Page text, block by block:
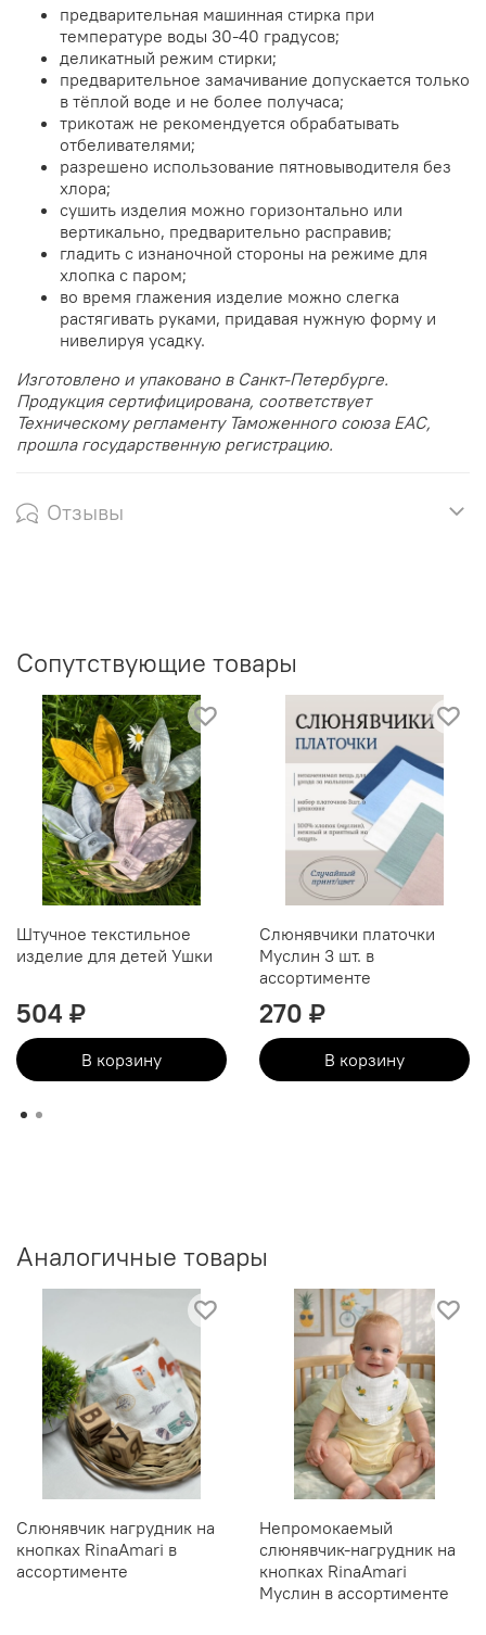
предварительная машинная стирка при
температуре воды 30-40 градусов;
деликатный режим стирки;
предварительное замачивание допускается только
в тёплой воде и не более получаса;
трикотаж не рекомендуется обрабатывать
отбеливателями;
разрешено использование пятновыводителя без
хлора;
сушить изделия можно горизонтально или
вертикально, предварительно расправив;
гладить с изнаночной стороны на режиме для
хлопка с паром;
во время глажения изделие можно слегка
растягивать руками, придавая нужную форму и
нивелируя усадку.
Изготовлено и упаковано в Санкт-Петербурге.
Продукция сертифицирована, соответствует
Техническому регламенту Таможенного союза EAC,
прошла государственную регистрацию.
Отзывы
Сопутствующие товары
Штучное текстильное
изделие для детей Ушки
504 ₽
В корзину
Слюнявчики платочки
Муслин 3 шт. в
ассортименте
270 ₽
В корзину
Аналогичные товары
Слюнявчик нагрудник на
кнопках RinaAmari в
ассортименте
Непромокаемый
слюнявчик-нагрудник на
кнопках RinaAmari
Муслин в ассортименте